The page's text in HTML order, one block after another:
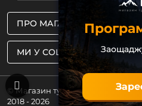
МИ У СОЦМЕРЕЖАХ
ПРО МАГАЗИН
© Магазин туристичного
2018 - 2026